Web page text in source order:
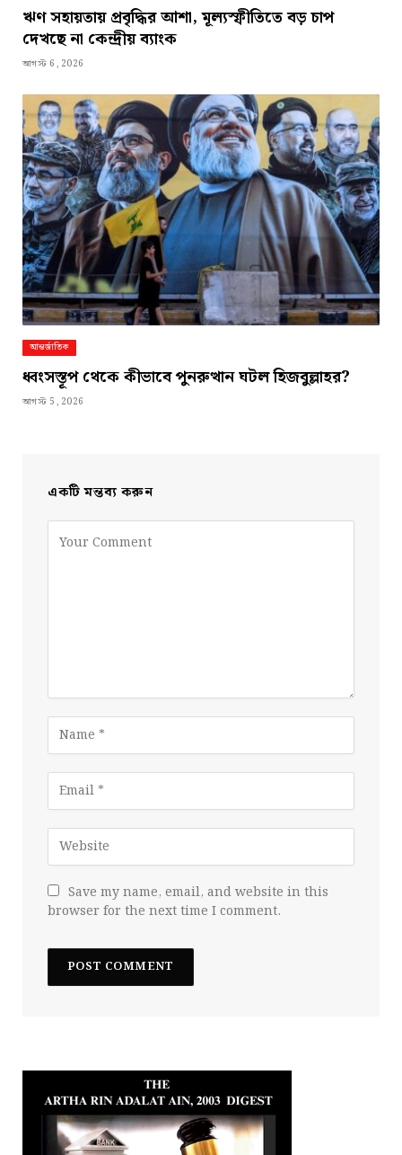
ঋণ সহায়তায় প্রবৃদ্ধির আশা, মূল্যস্ফীতিতে বড় চাপ
দেখছে না কেন্দ্রীয় ব্যাংক
আগস্ট 6, 2026
আন্তর্জাতিক
ধ্বংসস্তূপ থেকে কীভাবে পুনরুত্থান ঘটল হিজবুল্লাহর?
আগস্ট 5, 2026
একটি মন্তব্য করুন
Save my name, email, and website in this
browser for the next time I comment.